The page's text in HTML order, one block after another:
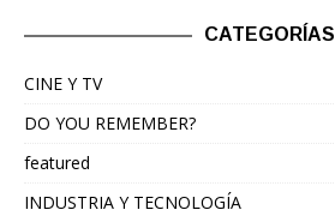
CATEGORÍAS
CINE Y TV
DO YOU REMEMBER?
featured
INDUSTRIA Y TECNOLOGÍA